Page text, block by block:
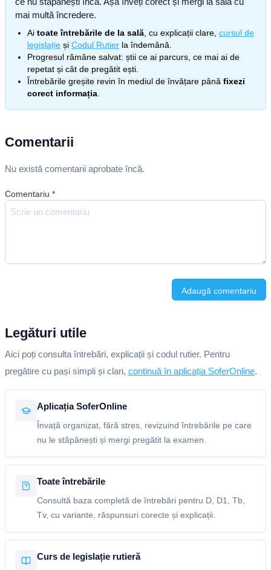
mai multă încredere.
Ai toate întrebările de la sală , cu explicații clare, cursul de
legislație și Codul Rutier la îndemână.
Progresul rămâne salvat: știi ce ai parcurs, ce mai ai de
repetat și cât de pregătit ești.
Întrebările greșite revin în mediul de învățare până fixezi
corect informația
Comentarii
Nu există comentarii aprobate încă.
Comentariu *
Adaugă comentariu
Legături utile
Aici poți consulta întrebări, explicații și codul rutier. Pentru
pregătire cu pași simpli și clari, continuă în aplicația SoferOnline.
Aplicația SoferOnline
Învață organizat, fără stres, revizuind întrebările pe care
nu le stăpânești și mergi pregătit la examen.
Toate întrebările
Consultă baza completă de întrebări pentru D, D1, Tb,
Tv, cu variante, răspunsuri corecte și explicații.
Curs de legislație rutieră